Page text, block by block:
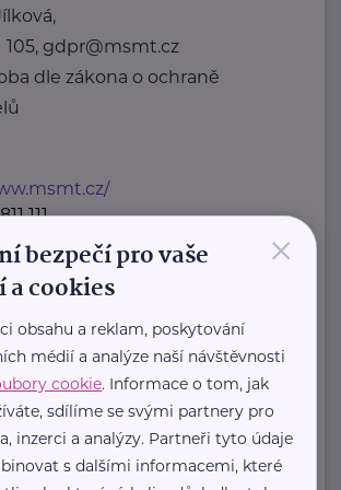
105, gdpr@msmt.cz
dle zákona o ochraně
111
Spolu s odvahou
organizace, jejímž
duševní
×
bezpečí pro vaše
cookies
obsahu a reklam, poskytování
médií a analýze naší návštěvnosti
cookie. Informace o tom, jak
sdílíme se svými partnery pro
inzerci a analýzy. Partneři tyto údaje
s dalšími informacemi, které